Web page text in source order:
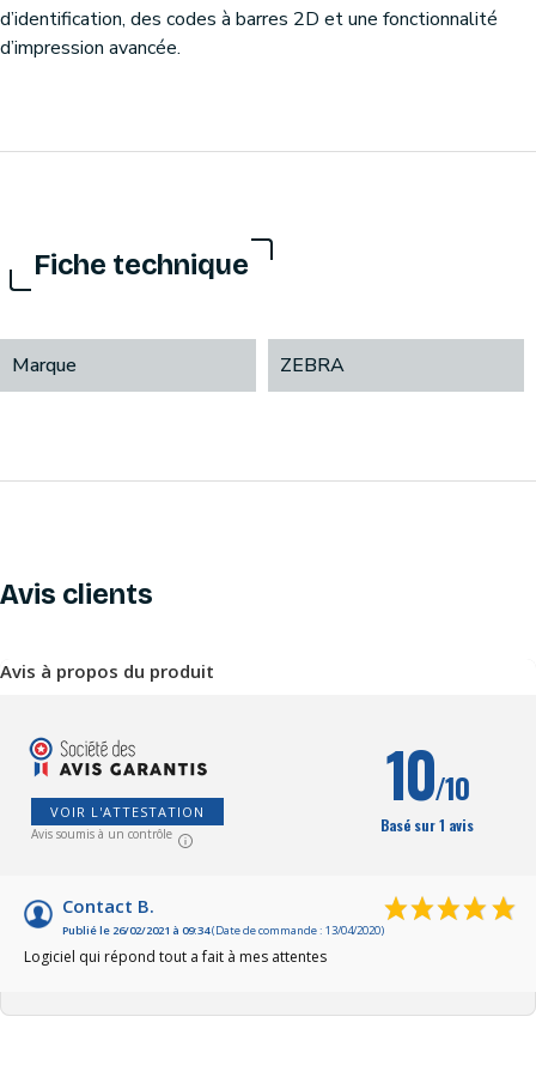
d’identification, des codes à barres 2D et une fonctionnalité
d’impression avancée.
Fiche technique
Marque ZEBRA
Avis clients
Avis à propos du produit
VOIR L'ATTESTATION
Avis soumis à un contrôle
10/10
Basé sur 1 avis
Contact B.
Publié le 26/02/2021 à 09:34(Date de commande : 13/04/2020)
Logiciel qui répond tout a fait à mes attentes